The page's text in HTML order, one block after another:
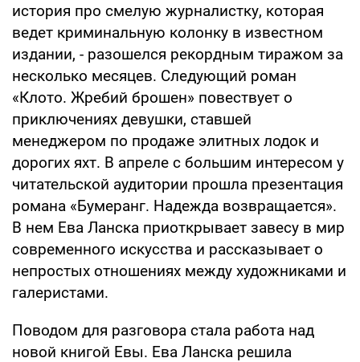
история про смелую журналистку, которая
ведет криминальную колонку в известном
издании, - разошелся рекордным тиражом за
несколько месяцев. Следующий роман
«Клото. Жребий брошен» повествует о
приключениях девушки, ставшей
менеджером по продаже элитных лодок и
дорогих яхт. В апреле с большим интересом у
читательской аудитории прошла презентация
романа «Бумеранг. Надежда возвращается».
В нем Ева Ланска приоткрывает завесу в мир
современного искусства и рассказывает о
непростых отношениях между художниками и
галеристами.
Поводом для разговора стала работа над
новой книгой Евы. Ева Ланска решила